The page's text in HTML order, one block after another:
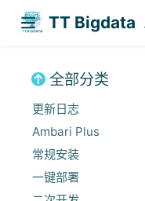
TT Bigdata
全部分类
更新日志
Ambari Plus
常规安装
一键部署